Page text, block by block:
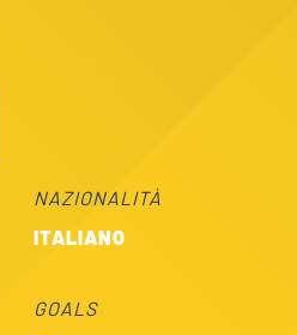
NAZIONALITÀ
ITALIANO
GOALS